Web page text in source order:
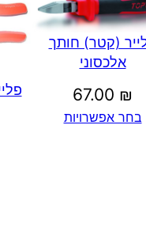
(קטר) חותך
אלכסוני
67.00 ₪
בחר אפשרויות